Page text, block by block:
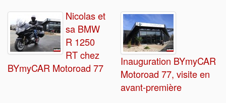
Nicolas et
sa BMW
R 1250
RT chez
BYmyCAR Motoroad 77
Inauguration BYmyCAR
Motoroad 77, visite en
avant-première